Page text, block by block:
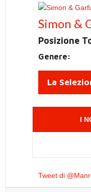
Simon &
Posizione
Genere:
La
I
Tweet di